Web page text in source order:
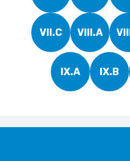
VII.C VIII.A
IX.A IX.B